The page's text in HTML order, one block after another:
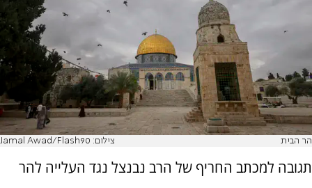
הר הבית צילום: Jamal Awad/Flash90
תגובה למכתב החריף של הרב נבנצל נגד העלייה להר